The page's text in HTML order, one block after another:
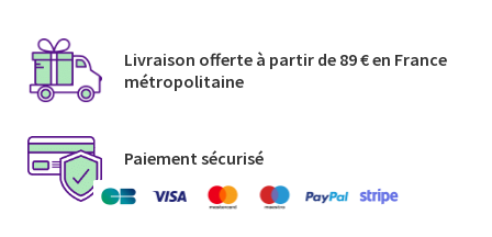
Livraison offerte à partir de 89 € en France
métropolitaine​
Paiement sécurisé